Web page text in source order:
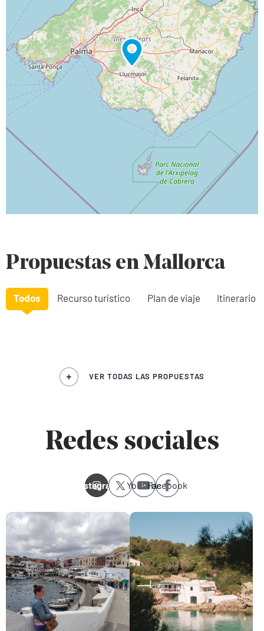
Propuestas en Mallorca
Todos Recurso turístico Plan de viaje Itinerario
VER TODAS LAS PROPUESTAS
Redes sociales
Instagram YoutubeFacebook